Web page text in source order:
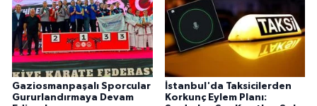
Gaziosmanpaşalı Sporcular
Gururlandırmaya Devam
İstanbul'da Taksicilerden
Korkunç Eylem Planı: